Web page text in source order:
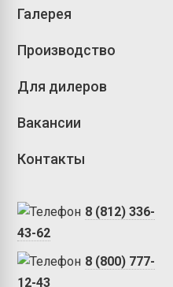
Галерея
Производство
Для дилеров
Вакансии
Контакты
8 (812) 336-
43-62
8 (800) 777-
12-43